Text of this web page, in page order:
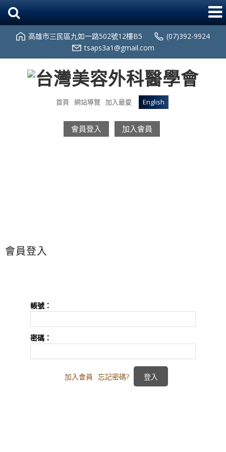
高雄市三民區九如一路502號12樓B5
(07)392-9924
tsaps3a1@gmail.com
首頁 網站導覽 加入最愛 English
會員登入 加入會員
會員登入
帳號：
密碼：
加入會員 忘記密碼?